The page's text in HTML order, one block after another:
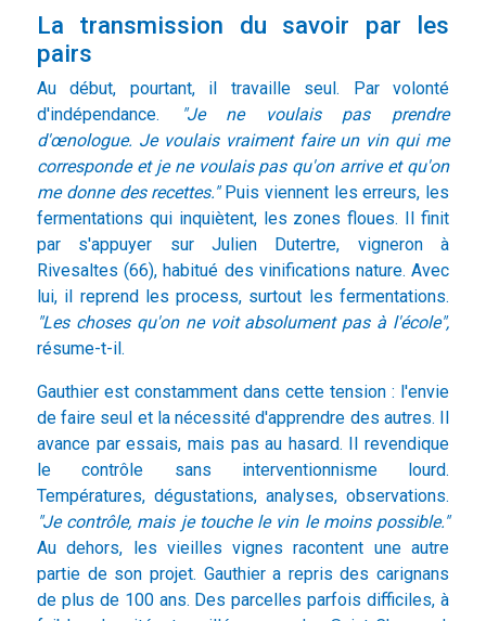
La transmission du savoir par les
pairs
Au début, pourtant, il travaille seul. Par volonté
d'indépendance.
"Je ne voulais pas prendre
d'œnologue. Je voulais vraiment faire un vin qui me
corresponde et je ne voulais pas qu'on arrive et qu'on
me donne des recettes."Puis viennent les erreurs, les
fermentations qui inquiètent, les zones floues. Il finit
par s'appuyer sur Julien Dutertre, vigneron à
Rivesaltes (66), habitué des vinifications nature. Avec
lui, il reprend les process, surtout les fermentations.
"Les choses qu'on ne voit absolument pas à l'école",
résume-t-il.
Gauthier est constamment dans cette tension : l'envie
de faire seul et la nécessité d'apprendre des autres. Il
avance par essais, mais pas au hasard. Il revendique
le contrôle sans interventionnisme lourd.
Températures, dégustations, analyses, observations.
"Je contrôle, mais je touche le vin le moins possible."
Au dehors, les vieilles vignes racontent une autre
partie de son projet. Gauthier a repris des carignans
de plus de 100 ans. Des parcelles parfois difficiles, à